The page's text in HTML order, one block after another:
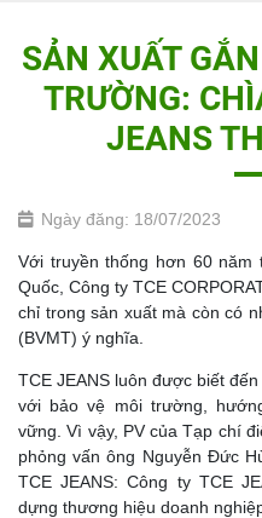
SẢN XUẤT
TRƯỜNG:
JEANS
Ngày đăng: 18/07/2023
Với truyền thống hơn 60 năm
Quốc, Công ty TCE
chỉ trong sản xuất mà còn có
(BVMT) ý nghĩa.
TCE JEANS luôn được biết
với bảo vệ môi trường,
vững. Vì vậy, PV của Tạp chí
phỏng vấn ông Nguyễn Đức
TCE JEANS: Công ty TCE
dựng thương hiệu doanh